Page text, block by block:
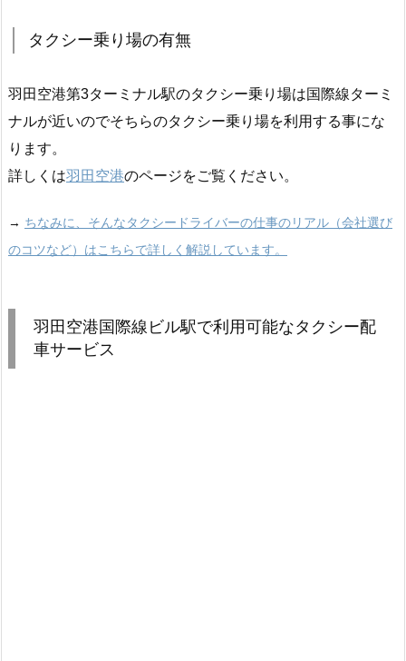
タクシー乗り場の有無
羽田空港第3ターミナル駅のタクシー乗り場は国際線ターミ
ナルが近いのでそちらのタクシー乗り場を利用する事にな
ります。
詳しくは羽田空港のページをご覧ください。
→ ちなみに、そんなタクシードライバーの仕事のリアル（会社選び
のコツなど）はこちらで詳しく解説しています。
羽田空港国際線ビル駅で利用可能なタクシー配
車サービス